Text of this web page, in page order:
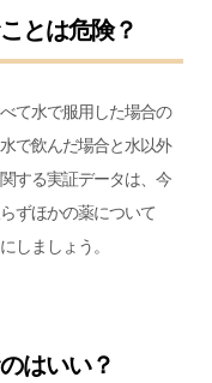
とは危険？
て水で服用した場合の
で飲んだ場合と水以外
する実証データは、今
ずほかの薬について
しましょう。
はいい？